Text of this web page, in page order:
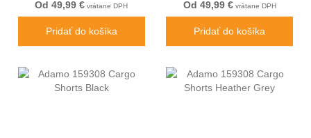
Od 49,99 € vrátane DPH
Pridať do košíka
Od 49,99 €vrátane DPH
Pridať do košíka